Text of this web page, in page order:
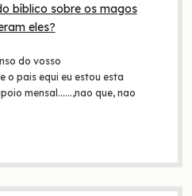
bíblico sobre os magos
eles?
do vosso
o pais equi eu estou esta
mensal......,nao que, nao